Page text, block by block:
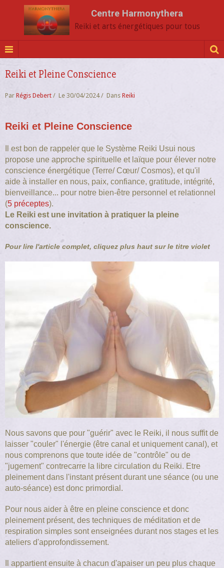
Centre Harmonythera
Reiki et arts énergétiques pour tous
Reiki et Pleine Conscience
Par Régis Debert Le 30/04/2024 Dans Reiki
Reiki et Pleine Conscience
Il est bon de rappeler que le Système Reiki Usui nous
propose une approche spirituelle et laïque pour élever notre
conscience énergétique (Terre/ Cœur/ Cosmos), et qu'il
aide à installer en nous, paix, confiance, gratitude, intégrité,
bienveillance... pour notre bien-être personnel et relationnel
(5 préceptes).
Le Reiki est une invitation à pratiquer la pleine
conscience.
Pour lire l'article complet, cliquez plus haut sur le titre violet
Nous savons que pour "guérir" avec le Reiki, il nous suffit de
laisser "couler" l'énergie (être canal et uniquement canal), et
nous comprenons que toute idée de "contrôle" ou de
"jugement" contrecarre la libre circulation du Reiki. Etre
pleinement dans l'instant présent durant une séance (ou une
auto-séance) est donc primordial.
Pour nous aider à être en pleine conscience et donc
pleinement présent, des techniques de méditation et de
respiration simples sont enseignées durant nos stages et les
ateliers d'approfondissement.
Il appartient ensuite à chacun d'apaiser un peu plus chaque